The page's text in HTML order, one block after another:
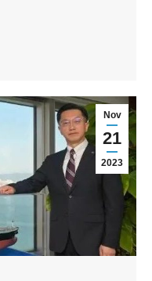
Nov
21
2023